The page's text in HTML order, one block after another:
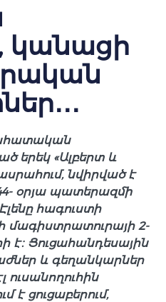
կանացի
երեկ «Ալբերտ և
նվիրված է
օրյա պատերազմի
հագուստի
մագիստրատուրայի 2-
է։ Ցուցահանդեսային
և գեղանկարներ
ուսանողուհին
է ցուցաբերում,